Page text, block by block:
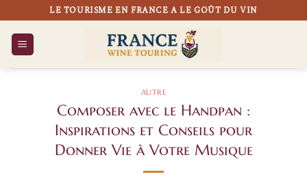
au
contenu
LE TOURISME EN FRANCE A LE GOÛT DU VIN
AUTRE
Composer avec le Handpan :
Inspirations et Conseils pour
Donner Vie à Votre Musique